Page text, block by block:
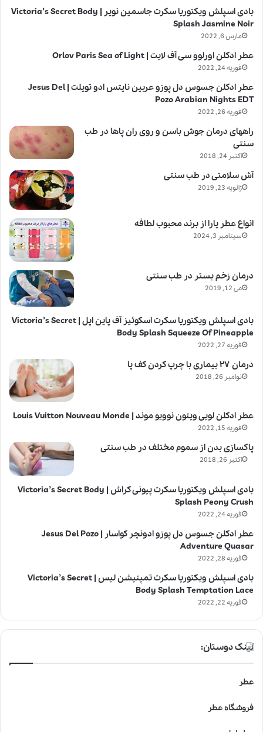
بادی اسپلش ویکتوریا سکرت جاسمین نویر | Victoria’s Secret Body
Splash Jasmine Noir
مارس 6, 2022
عطر ادکلن اورلوو سی آف لایت | Orlov Paris Sea of Light
فوریه 24, 2022
عطر ادکلن جسوس دل پوزو عربین نایتس ادو تویلت | Jesus Del
Pozo Arabian Nights EDT
فوریه 26, 2022
راههای درمان جوش باسن و روی ران پاها در طب
سنتی
اکتبر 24, 2018
آش سلامتی در طب سنتی
ژانویه 23, 2019
انواع عطر یارا از برند محبوب لطافه
سپتامبر 3, 2024
درمان زخم بستر در طب سنتی
می 12, 2019
بادی اسپلش ویکتوریا سکرت اسکوئیز آف پاین اپل | Victoria’s Secret
Body Splash Squeeze Of Pineapple
فوریه 27, 2022
درمان ۲۷ بیماری با چرپ کردن کف پا
نوامبر 26, 2018
عطر ادکلن لویی ویتون نوویو موند | Louis Vuitton Nouveau Monde
فوریه 15, 2022
پاکسازی بدن از سموم مختلف در طب سنتی
اکتبر 26, 2018
بادی اسپلش ویکتوریا سکرت پیونی کراش | Victoria’s Secret Body
Splash Peony Crush
فوریه 24, 2022
عطر ادکلن جسوس دل پوزو ادونچر کواسار | Jesus Del Pozo
Adventure Quasar
فوریه 28, 2022
بادی اسپلش ویکتوریا سکرت تمپتیشن لیس | Victoria’s Secret
Body Splash Temptation Lace
فوریه 22, 2022
لینک دوستان:
عطر
فروشگاه عطر